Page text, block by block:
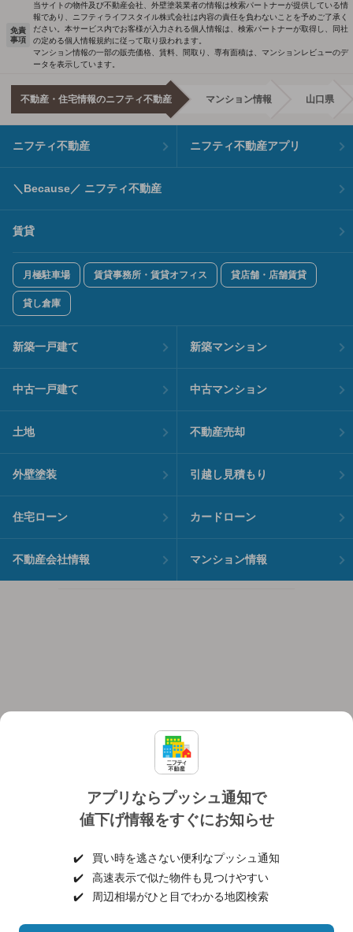
アプリならプッシュ通知で
値下げ情報をすぐにお知らせ
✔️
買い時を逃さない便利なプッシュ通知
✔️
高速表示で似た物件も見つけやすい
✔️
周辺相場がひと目でわかる地図検索
免責
事項
当サイトの物件及び不動産会社、外壁塗装業者の情報は検索パートナーが提供している情
報であり、ニフティライフスタイル株式会社は内容の責任を負わないことを予めご了承く
ださい。本サービス内でお客様が入力される個人情報は、検索パートナーが取得し、同社
の定める個人情報規約に従って取り扱われます。
マンション情報の一部の販売価格、賃料、間取り、専有面積は、マンションレビューのデ
ータを表示しています。
不動産・住宅情報のニフティ不動産 マンション情報 山口県
ニフティ不動産 ニフティ不動産アプリ
＼Because／ ニフティ不動産
賃貸
月極駐車場 賃貸事務所・賃貸オフィス 貸店舗・店舗賃貸
貸し倉庫
新築一戸建て 新築マンション
中古一戸建て 中古マンション
土地 不動産売却
外壁塗装 引越し見積もり
住宅ローン カードローン
不動産会社情報 マンション情報
個人情報保護ポリシー 利用規約
ヘルプ・お問い合わせ 採用情報